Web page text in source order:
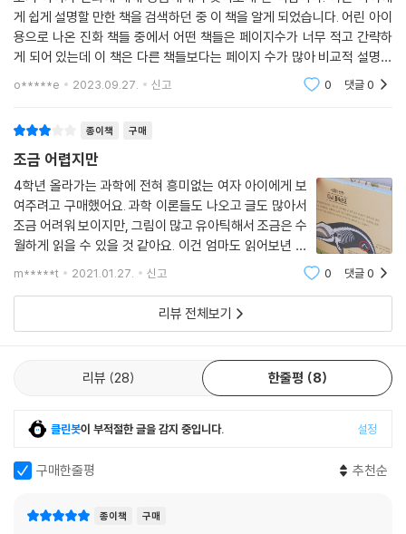
게 쉽게 설명할 만한 책을 검색하던 중 이 책을 알게 되었습니다. 어린 아이
용으로 나온 진화 책들 중에서 어떤 책들은 페이지수가 너무 적고 간략하
게 되어 있는데 이 책은 다른 책들보다는 페이지 수가 많아 비교적 설명이
많은 편이었고 그러면서도 너무 어렵지 않게 설명되어 있어 고르게 되었습
o*****e 2023.09.27. 신고 0 댓글0
종이책 구매
조금 어렵지만
4학년 올라가는 과학에 전혀 흥미없는 여자 아이에게 보
여주려고 구매했어요. 과학 이론들도 나오고 글도 많아서
조금 어려워 보이지만, 그림이 많고 유아틱해서 조금은 수
월하게 읽을 수 있을 것 같아요. 이건 엄마도 읽어보년 쉽
고 재미있게 읽을 수 있어서 아이가 관심 없어하면 제가
이 많은 과학책이라서 그 점은 좋아요
m*****t 2021.01.27. 신고 0 댓글0
리뷰 전체보기
리뷰 28 한줄평 8
클린봇이 부적절한 글을 감지 중입니다. 설정
구매한줄평 추천순
종이책 구매